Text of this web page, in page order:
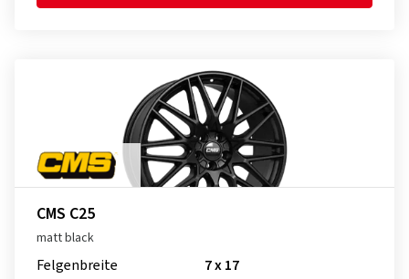
CMS C25
matt black
Felgenbreite
7 x 17